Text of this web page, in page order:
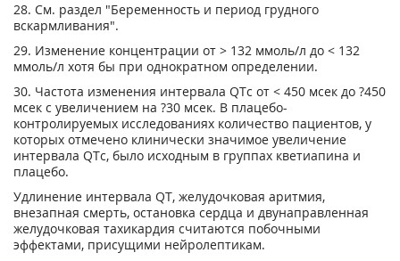
28. См. раздел "Беременность и период грудного
вскармливания".
29. Изменение концентрации от > 132 ммоль/л до < 132
ммоль/л хотя бы при однократном определении.
30. Частота изменения интервала QTc от < 450 мсек до ?450
мсек с увеличением на ?30 мсек. В плацебо-
контролируемых исследованиях количество пациентов, у
которых отмечено клинически значимое увеличение
интервала QTc, было исходным в группах кветиапина и
плацебо.
Удлинение интервала QT, желудочковая аритмия,
внезапная смерть, остановка сердца и двунаправленная
желудочковая тахикардия считаются побочными
эффектами, присущими нейролептикам.